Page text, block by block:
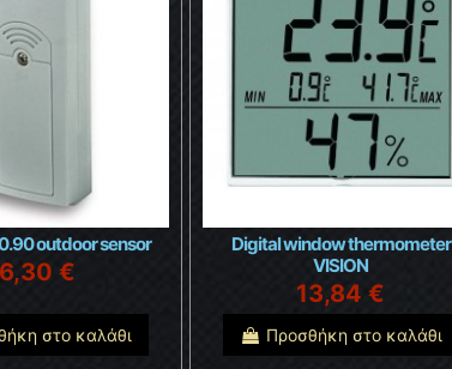
outdoor sensor
€
στο καλάθι
Digital window thermometer
VISION
13,84 €
Προσθήκη στο καλάθι